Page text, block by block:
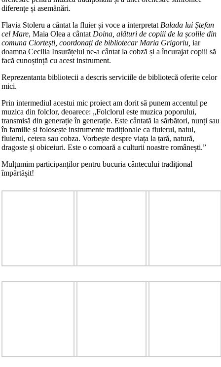
diferențe și asemănări.
Flavia Stoleru a cântat la fluier și voce a interpretat Balada lui Ștefan
cel Mare, Maia Olea a cântat Doina, alături de copiii de la școlile din
comuna Ciortești, coordonați de bibliotecar Maria Grigoriu, iar
doamna Cecilia Insurățelul ne-a cântat la cobză și a încurajat copiii să
facă cunoștință cu acest instrument.
Reprezentanta bibliotecii a descris serviciile de bibliotecă oferite celor
mici.
Prin intermediul acestui mic proiect am dorit să punem accentul pe
muzica din folclor, deoarece: „Folclorul este muzica poporului,
transmisă din generație în generație. Este cântată la sărbători, nunți sau
în familie și folosește instrumente tradiționale ca fluierul, naiul,
fluierul, cetera sau cobza. Vorbește despre viața la țară, natură,
dragoste și obiceiuri. Este o comoară a culturii noastre românești.”
Mulțumim participanților pentru bucuria cântecului tradițional
împărtășit!